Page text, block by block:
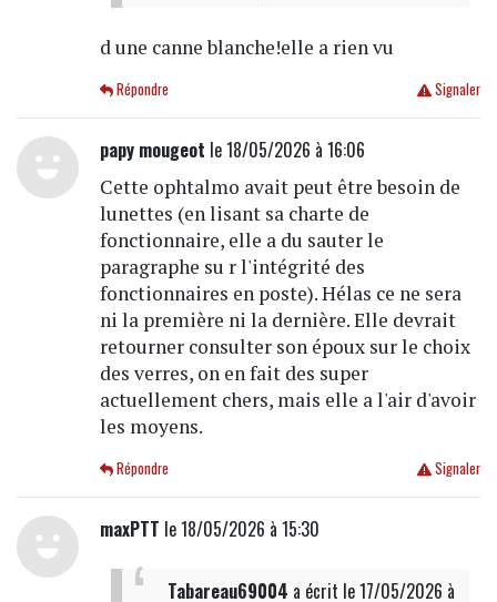
d une canne blanche!elle a rien vu
Signaler
Répondre
papy mougeot le 18/05/2026 à 16:06
Cette ophtalmo avait peut être besoin de
lunettes (en lisant sa charte de
fonctionnaire, elle a du sauter le
paragraphe su r l'intégrité des
fonctionnaires en poste). Hélas ce ne sera
ni la première ni la dernière. Elle devrait
retourner consulter son époux sur le choix
des verres, on en fait des super
actuellement chers, mais elle a l'air d'avoir
les moyens.
Signaler
Répondre
maxPTT le 18/05/2026 à 15:30
Tabareau69004 a écrit le 17/05/2026 à